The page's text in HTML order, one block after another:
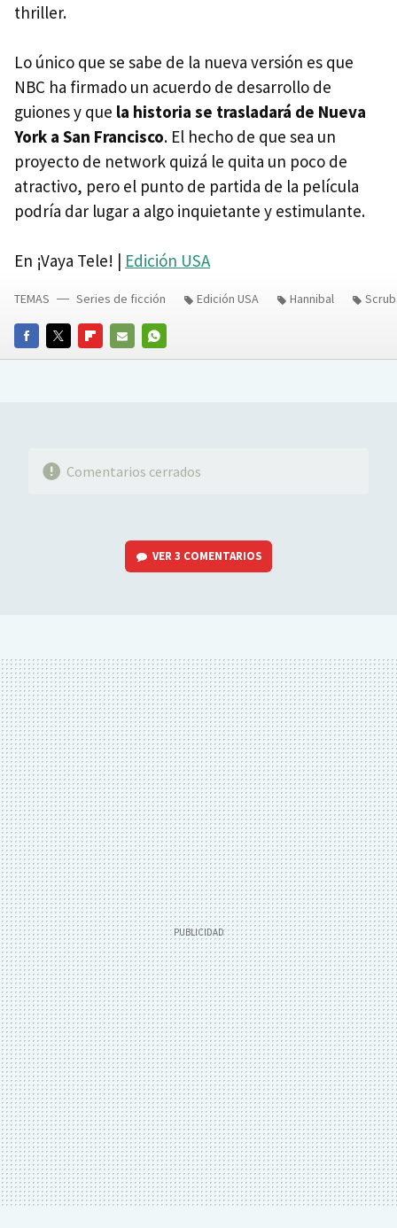
thriller.
Lo único que se sabe de la nueva versión es que
NBC ha firmado un acuerdo de desarrollo de
guiones y que la historia se trasladará de Nueva
York a San Francisco. El hecho de que sea un
proyecto de network quizá le quita un poco de
atractivo, pero el punto de partida de la película
podría dar lugar a algo inquietante y estimulante.
En ¡Vaya Tele! | Edición USA
FACEBOOKTWITTERFLIPBOARD
E-
WHATSAPP
TEMAS Series de ficción Edición USA Hannibal
Comentarios cerrados
VER3 COMENTARIOS